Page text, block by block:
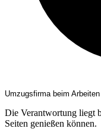
Umzugsfirma beim
Die Verantwortung liegt
Seiten genießen können.